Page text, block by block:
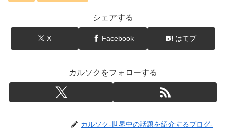
シェアする
X Facebook はてブ
カルソクをフォローする
カルソク-世界中の話題を紹介するブログ-